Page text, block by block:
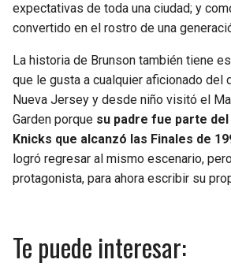
expectativas de toda una ciudad; y
convertido en el rostro de una
La historia de Brunson también tiene
que le gusta a cualquier aficionado del
Nueva Jersey y desde niño visitó el
Garden porque su padre fue parte
Knicks que alcanzó las Finales de
logró regresar al mismo escenario,
protagonista, para ahora escribir su
Te puede interesar: